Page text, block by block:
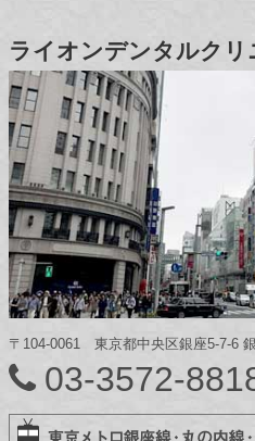
ライオンデンタルクリ
〒104-0061 東京都中央区銀座5-7-6
03-3572-